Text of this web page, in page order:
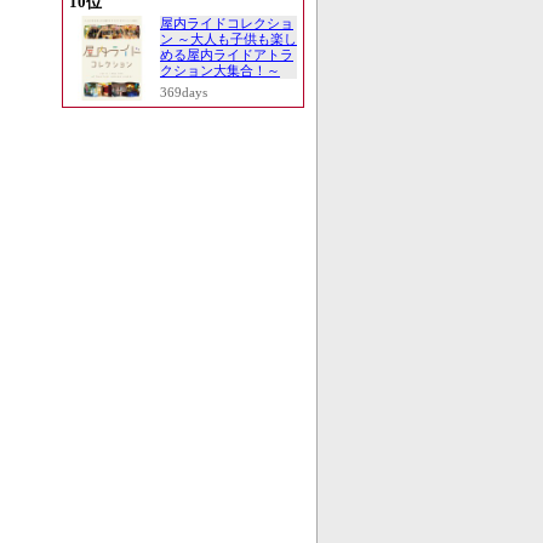
屋内ライドコレクショ
ン ～大人も子供も楽し
める屋内ライドアトラ
クション大集合！～
369days